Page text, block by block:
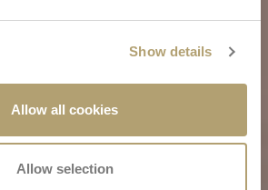
Show details
Allow all cookies
Allow selection